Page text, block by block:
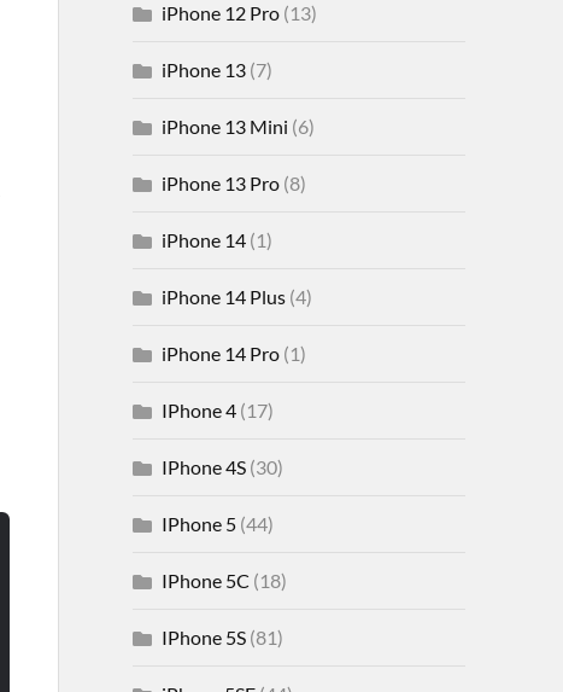
iPhone 12 Pro(13)
iPhone 13(7)
iPhone 13 Mini (6)
iPhone 13 Pro(8)
iPhone 14(1)
iPhone 14 Plus(4)
iPhone 14 Pro(1)
IPhone 4(17)
IPhone 4S(30)
IPhone 5(44)
IPhone 5C (18)
IPhone 5S(81)